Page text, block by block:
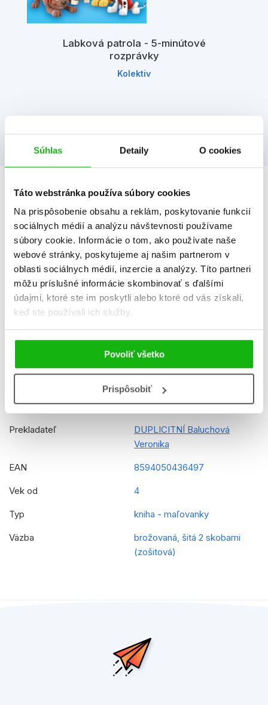
Súhlas Detaily O cookies
Táto webstránka používa súbory cookies
Na prispôsobenie obsahu a reklám, poskytovanie funkcií
sociálnych médií a analýzu návštevnosti používame
súbory cookie. Informácie o tom, ako používate naše
webové stránky, poskytujeme aj našim partnerom v
oblasti sociálnych médií, inzercie a analýzy. Títo partneri
môžu príslušné informácie skombinovať s ďalšími
údajmi, ktoré ste im poskytli alebo ktoré od vás získali,
keď ste používali ich služby.
Povoliť všetko
Prispôsobiť
Labková patrola - 5-minútové
rozprávky
Kolektiv
Informácie
Žáner aktivity so samolepkami
Počet strán 26
K stiahnutiu Ukážka.pdf
Dátum vydania
0,119 kg
slovenčina
Rady Labková patrola
Prekladateľ
DUPLICITNÍ Baluchová
Veronika
EAN 8594050436497
Vek od 4
Typ kniha - maľovanky
Väzba
brožovaná, šitá 2 skobami
(zošitová)